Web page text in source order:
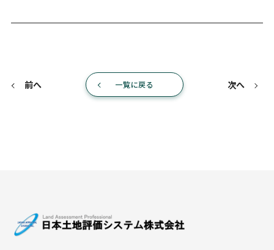
前へ 一覧に戻る 次へ